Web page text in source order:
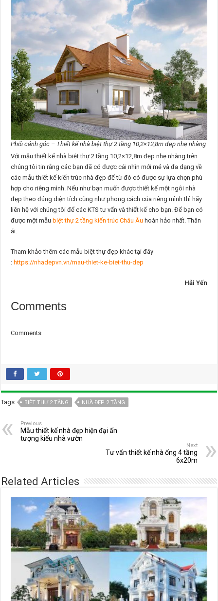
Phối cảnh góc – Thiết kế nhà biệt thự 2 tầng 10,2×12,8m đẹp nhẹ nhàng
Với mẫu thiết kế nhà biệt thự 2 tầng 10,2×12,8m đẹp nhẹ nhàng trên
chúng tôi tin rằng các bạn đã có được cái nhìn mới mẻ và đa dạng về
các mẫu thiết kế kiến trúc nhà đẹp để từ đó có được sự lựa chọn phù
hợp cho riêng mình. Nếu như bạn muốn được thiết kế một ngôi nhà
đẹp theo đúng diện tích cũng như phong cách của riêng mình thì hãy
liên hệ với chúng tôi để các KTS tư vấn và thiết kế cho bạn. Để bạn có
được một mẫubiệt thự 2 tầng kiến trúc Châu Âu hoàn hảo nhất. Thân
ái.
Tham khảo thêm các mẫu biệt thự đẹp khác tại đây
:https://nhadepvn.vn/mau-thiet-ke-biet-thu-dep
Hải Yến
Comments
Comments
Tags BIỆT THỰ 2 TẦNG NHÀ ĐẸP 2 TẦNG
Previous
Mẫu thiết kế nhà đẹp hiện đại ấn
tượng kiểu nhà vườn
Next
Tư vấn thiết kế nhà ống 4 tầng
6x20m
Related Articles